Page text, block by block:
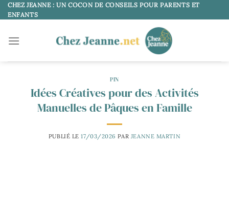
Passer
au
CHEZ JEANNE : UN COCON DE CONSEILS POUR PARENTS ET
ENFANTS
PIN
Idées Créatives pour des Activités
Manuelles de Pâques en Famille
PUBLIÉ LE17/03/2026 PAR JEANNE MARTIN